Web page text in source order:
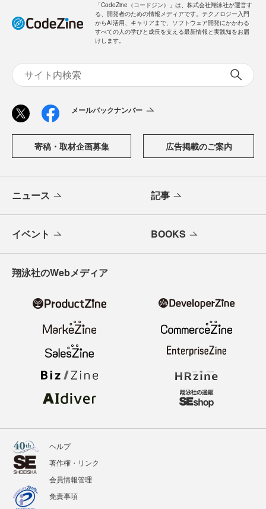
「CodeZine（コードジン）」は、株式会社翔泳社が運営す
る、開発者のための情報メディアです。テクノロジー入門
からAI活用、キャリアまで、ソフトウェア開発にかかわる
すべての人の学びと成長を支える最新情報と実践知をお届
けします。
メールバックナンバー
寄稿・取材企画募集 広告掲載のご案内
ニュース 記事
イベント BOOKS
翔泳社のWebメディア
ヘルプ
著作権・リンク
会員情報管理
免責事項